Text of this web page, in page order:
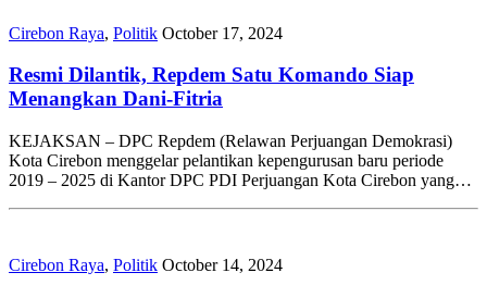
Cirebon Raya, Politik October 17, 2024
Resmi Dilantik, Repdem Satu Komando Siap
Menangkan Dani-Fitria
KEJAKSAN – DPC Repdem (Relawan Perjuangan Demokrasi)
Kota Cirebon menggelar pelantikan kepengurusan baru periode
2019 – 2025 di Kantor DPC PDI Perjuangan Kota Cirebon yang…
Cirebon Raya, Politik October 14, 2024